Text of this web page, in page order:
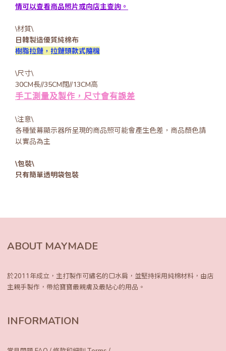
情可以查看商品照片或向店主查詢。
\材質\
日韓製造優質純棉布
樹脂拉鏈，拉鏈頭款式隨機
\尺寸\
30CM長//35CM闊//13CM高
手工測量及製作，尺寸會有誤差
\注意\
各種螢幕顯示器所呈現的商品照可能會產生色差，商品顏色請
以實品為主
\包裝\
只有簡單透明袋包裝
ABOUT MAYMADE
於2011年成立，主打製作可繡名的口水肩， 並堅持採用純棉材料，由店
主親手製作， 帶給寶寶最親膚及最貼心的用品。
INFORMATION